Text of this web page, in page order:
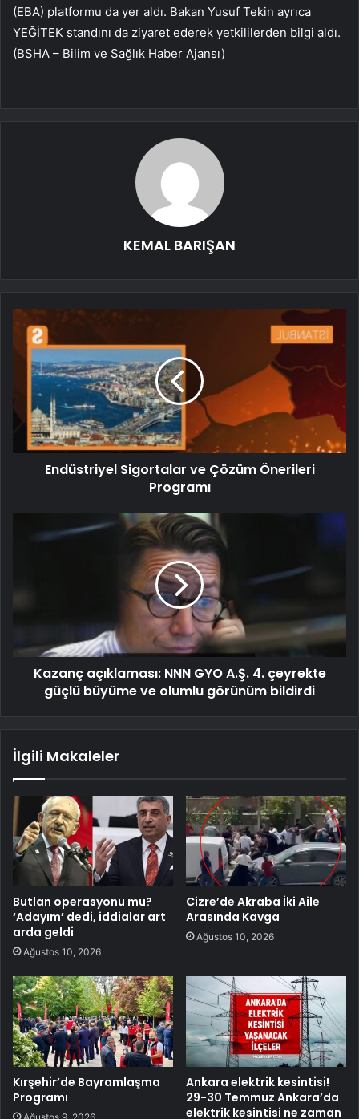
(EBA) platformu da yer aldı. Bakan Yusuf Tekin ayrıca
YEĞİTEK standını da ziyaret ederek yetkililerden bilgi aldı.
(BSHA – Bilim ve Sağlık Haber Ajansı)
KEMAL BARIŞAN
Endüstriyel Sigortalar ve Çözüm Önerileri
Programı
Kazanç açıklaması: NNN GYO A.Ş. 4. çeyrekte
güçlü büyüme ve olumlu görünüm bildirdi
İlgili Makaleler
Butlan operasyonu mu?
‘Adayım’ dedi, iddialar art
arda geldi
Ağustos 10, 2026
Cizre’de Akraba İki Aile
Arasında Kavga
Ağustos 10, 2026
Kırşehir’de Bayramlaşma
Programı
Ankara elektrik kesintisi!
29-30 Temmuz Ankara’da
elektrik kesintisi ne zaman